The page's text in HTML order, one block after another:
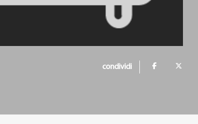
condividi